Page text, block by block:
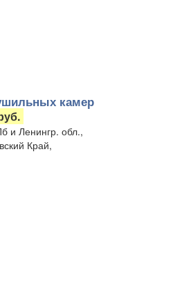
камер
и Ленингр. обл.,
Край,